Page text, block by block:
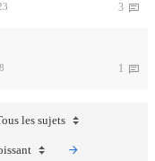
3
1
les sujets